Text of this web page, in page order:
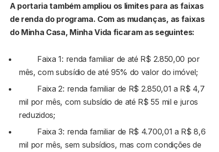
A portaria também ampliou os limites para as faixas
de renda do programa. Com as mudanças, as faixas
do Minha Casa, Minha Vida ficaram as seguintes:
Faixa 1: renda familiar de até R$ 2.850,00 por
mês, com subsídio de até 95% do valor do imóvel;
Faixa 2: renda familiar de R$ 2.850,01 a R$ 4,7
mil por mês, com subsídio de até R$ 55 mil e juros
reduzidos;
Faixa 3: renda familiar de R$ 4.700,01 a R$ 8,6
mil por mês, sem subsídios, mas com condições de